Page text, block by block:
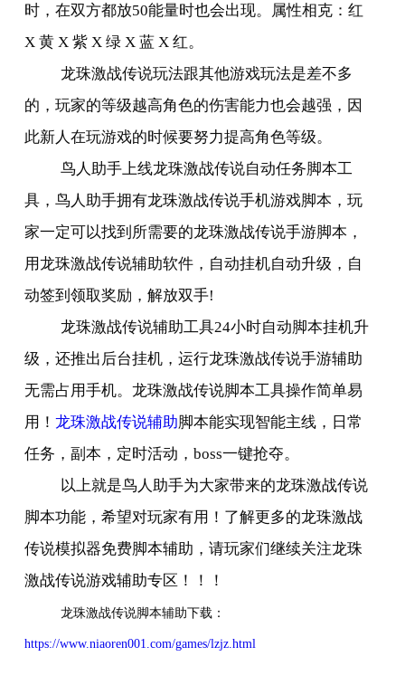
时，在双方都放50能量时也会出现。属性相克：红
X黄 X紫 X绿 X蓝 X红。
龙珠激战传说玩法跟其他游戏玩法是差不多
的，玩家的等级越高角色的伤害能力也会越强，因
此新人在玩游戏的时候要努力提高角色等级。
鸟人助手上线龙珠激战传说自动任务脚本工
具，鸟人助手拥有龙珠激战传说手机游戏脚本，玩
家一定可以找到所需要的龙珠激战传说手游脚本，
用龙珠激战传说辅助软件，自动挂机自动升级，自
动签到领取奖励，解放双手!
龙珠激战传说辅助工具24小时自动脚本挂机升
级，还推出后台挂机，运行龙珠激战传说手游辅助
无需占用手机。龙珠激战传说脚本工具操作简单易
用！龙珠激战传说辅助脚本能实现智能主线，日常
任务，副本，定时活动，boss一键抢夺。
以上就是鸟人助手为大家带来的龙珠激战传说
脚本功能，希望对玩家有用！了解更多的龙珠激战
传说模拟器免费脚本辅助，请玩家们继续关注龙珠
激战传说游戏辅助专区！！！
龙珠激战传说脚本辅助下载：
https://www.niaoren001.com/games/lzjz.html